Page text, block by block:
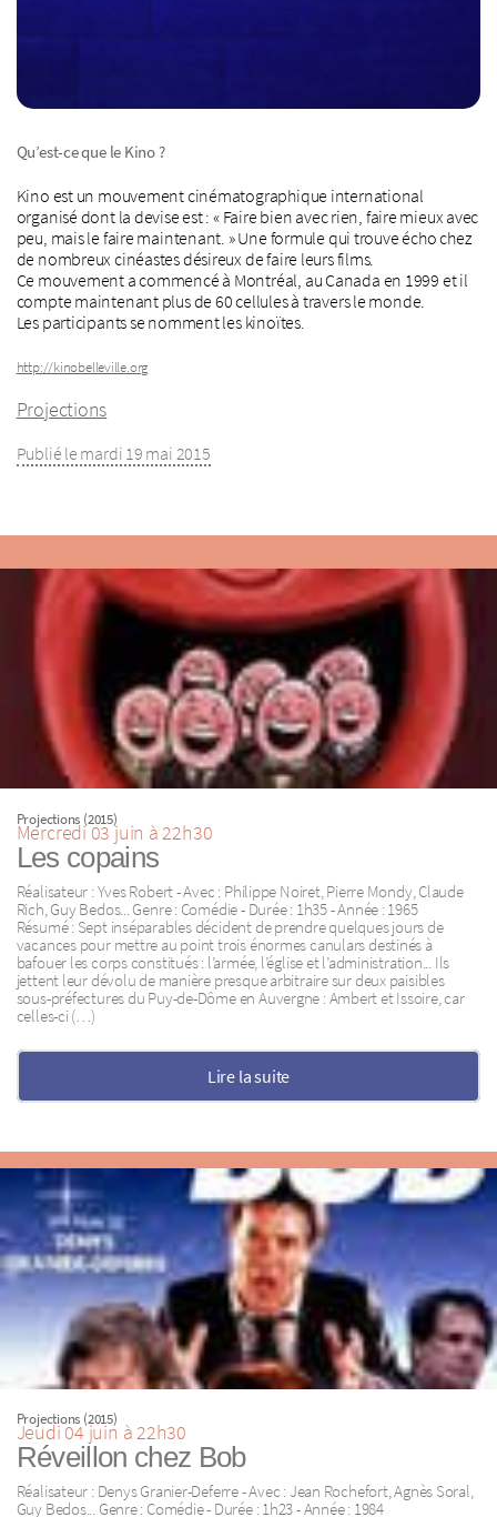
Qu’est-ce que le Kino ?
Kino est un mouvement cinématographique international
organisé dont la devise est : « Faire bien avec rien, faire mieux avec
peu, mais le faire maintenant. » Une formule qui trouve écho chez
de nombreux cinéastes désireux de faire leurs films.
Ce mouvement a commencé à Montréal, au Canada en 1999 et il
compte maintenant plus de 60 cellules à travers le monde.
Les participants se nomment les kinoïtes.
http://kinobelleville.org
Projections
Publié le mardi 19 mai 2015
Projections (2015)
Mercredi 03 juin à 22h30
Les copains
Réalisateur : Yves Robert - Avec : Philippe Noiret, Pierre Mondy, Claude
Rich, Guy Bedos... Genre : Comédie - Durée : 1h35 - Année : 1965
Résumé : Sept inséparables décident de prendre quelques jours de
vacances pour mettre au point trois énormes canulars destinés à
bafouer les corps constitués : l’armée, l’église et l’administration... Ils
jettent leur dévolu de manière presque arbitraire sur deux paisibles
sous-préfectures du Puy-de-Dôme en Auvergne : Ambert et Issoire, car
celles-ci (…)
Lire la suite
Projections (2015)
Jeudi 04 juin à 22h30
Réveillon chez Bob
Réalisateur : Denys Granier-Deferre - Avec : Jean Rochefort, Agnès Soral,
Guy Bedos... Genre : Comédie - Durée : 1h23 - Année : 1984